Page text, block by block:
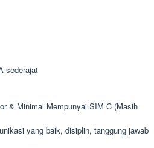
sederajat
& Minimal Mempunyai SIM C (Masih
yang baik, disiplin, tanggung jawab